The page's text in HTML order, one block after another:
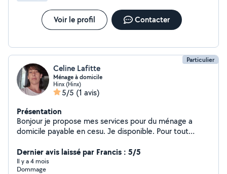
Voir le profil Contacter
Particulier
Celine Lafitte
Ménage à domicile
Hinx (Hinx)
5/5 (1 avis)
Présentation
Bonjour je propose mes services pour du ménage a
domicile payable en cesu. Je disponible. Pour tout
Cordialement
Dernier avis laissé par Francis : 5/5
Il y a 4 mois
Dommage